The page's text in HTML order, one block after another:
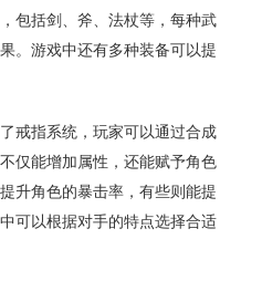
包括剑、斧、法杖等，每种武
。游戏中还有多种装备可以提
戒指系统，玩家可以通过合成
仅能增加属性，还能赋予角色
升角色的暴击率，有些则能提
可以根据对手的特点选择合适